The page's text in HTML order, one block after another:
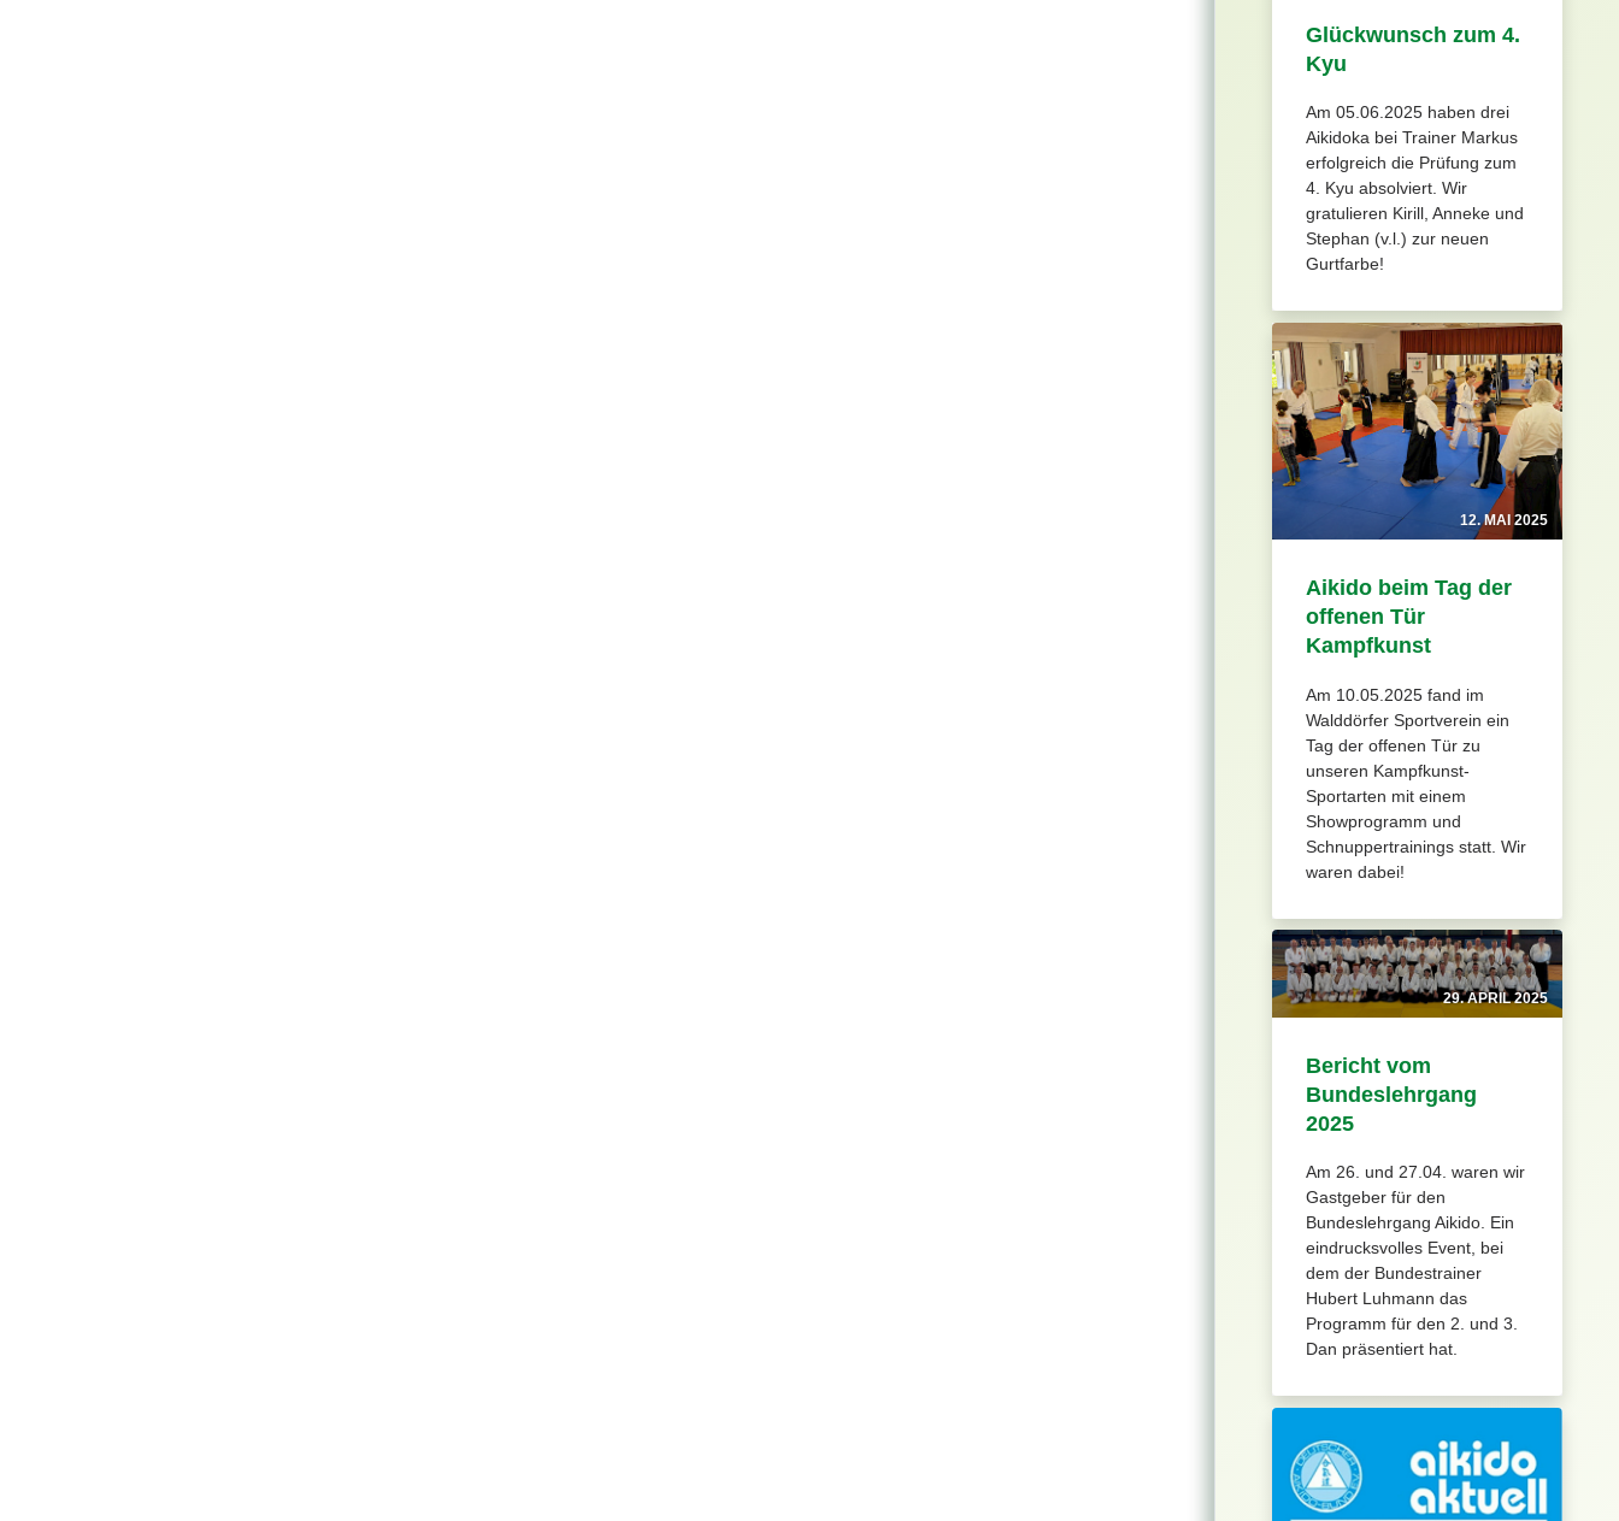
Glückwunsch zum 4.
Kyu
Am 05.06.2025 haben drei
Aikidoka bei Trainer Markus
erfolgreich die Prüfung zum
4. Kyu absolviert. Wir
gratulieren Kirill, Anneke und
Stephan (v.l.) zur neuen
Gurtfarbe!
12. MAI 2025
Aikido beim Tag der
offenen Tür
Kampfkunst
Am 10.05.2025 fand im
Walddörfer Sportverein ein
Tag der offenen Tür zu
unseren Kampfkunst-
Sportarten mit einem
Showprogramm und
Schnuppertrainings statt. Wir
waren dabei!
29. APRIL 2025
Bericht vom
Bundeslehrgang
2025
Am 26. und 27.04. waren wir
Gastgeber für den
Bundeslehrgang Aikido. Ein
eindrucksvolles Event, bei
dem der Bundestrainer
Hubert Luhmann das
Programm für den 2. und 3.
Dan präsentiert hat.